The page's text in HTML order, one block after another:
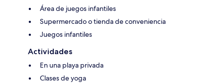
Área de juegos infantiles
Supermercado o tienda de conveniencia
Juegos infantiles
Actividades
En una playa privada
Clases de yoga